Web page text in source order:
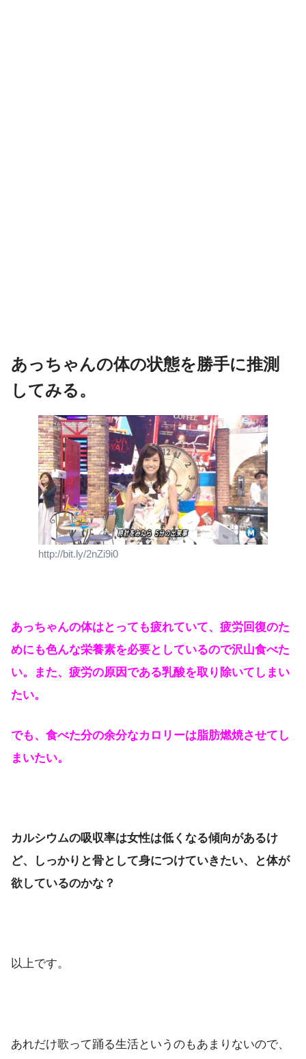
あっちゃんの体の状態を勝手に推測
してみる。
http://bit.ly/2nZi9i0
あっちゃんの体はとっても疲れていて、疲労回復のた
めにも色んな栄養素を必要としているので沢山食べた
い。また、疲労の原因である乳酸を取り除いてしまい
たい。
でも、食べた分の余分なカロリーは脂肪燃焼させてし
まいたい。
カルシウムの吸収率は女性は低くなる傾向があるけ
ど、しっかりと骨として身につけていきたい、と体が
欲しているのかな？
以上です。
あれだけ歌って踊る生活というのもあまりないので、